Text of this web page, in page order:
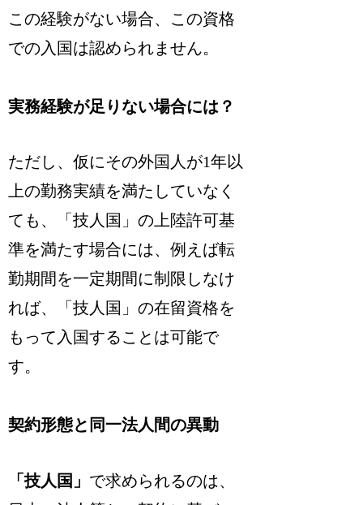
この経験がない場合、この資格
での入国は認められません。
実務経験が足りない場合には？
ただし、仮にその外国人が1年以
上の勤務実績を満たしていなく
ても、
「技人国」の上陸許可基
準を満たす場合には、例えば転
勤期間を一定期間に制限しなけ
れば、「技人国」の在留資格を
もって入国することは可能で
す。
契約形態と同一法人間の異動
「技人国」 で求められるのは、